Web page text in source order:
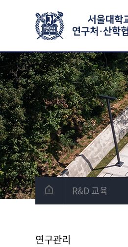
R&D 교육
연구관리